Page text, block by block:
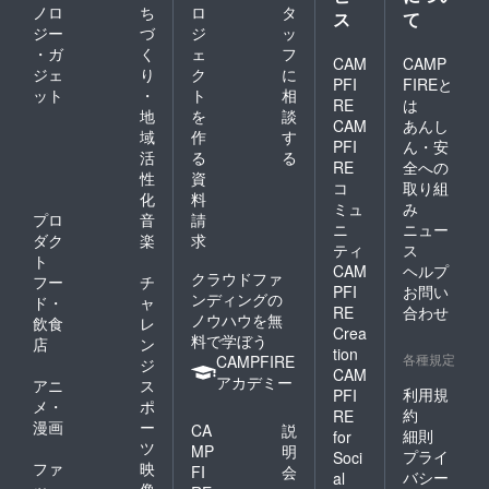
ノロ
ジー
・ガ
ジェ
ット
ち
づ
く
り
・
地
域
活
性
化
プロ
ダク
ト
音
楽
フー
ド・
飲食
店
チ
ャ
レ
ン
ジ
アニ
メ・
漫画
ス
ポ
ー
ツ
ファ
映
ロ
ジ
ェ
ク
ト
を
作
る
タ
ッ
フ
に
相
談
す
る
資
料
請
求
クラウドファ
ンディングの
ノウハウを無
料で学ぼう
CAMPFIRE
アカデミー
CA
MP
FI
説
明
会
ス
CAM
PFI
RE
CAM
PFI
RE
コ
ミュ
ニ
ティ
CAM
PFI
RE
Crea
tion
CAM
PFI
RE
for
Soci
al
て
CAMP
FIREと
は
あんし
ん・安
全への
取り組
み
ニュー
ス
ヘルプ
お問い
合わせ
各種規定
利用規
約
細則
プライ
バシー